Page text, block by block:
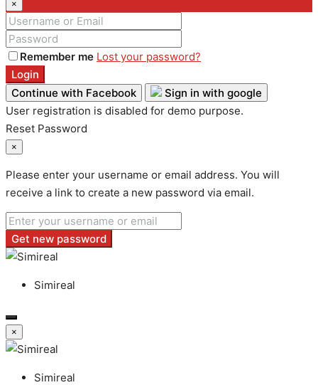
×
Remember me Lost your password?
Login
Continue with Facebook
Sign in with google
User registration is disabled for demo purpose.
Reset Password
×
Please enter your username or email address. You will
receive a link to create a new password via email.
Get new password
Simireal
×
Simireal